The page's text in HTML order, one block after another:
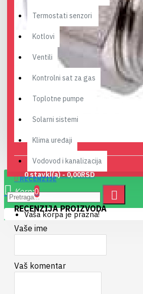
0 stavki(a) - 0,00RSD
0
Vaša korpa je prazna!
Termostati senzori
Kotlovi
Ventili
Kontrolni sat za gas
Toplotne pumpe
Solarni sistemi
Klima uređaji
Vodovod i kanalizacija
RECENZIJE
RECENZIJA PROIZVODA
Vaše ime
Vaš komentar